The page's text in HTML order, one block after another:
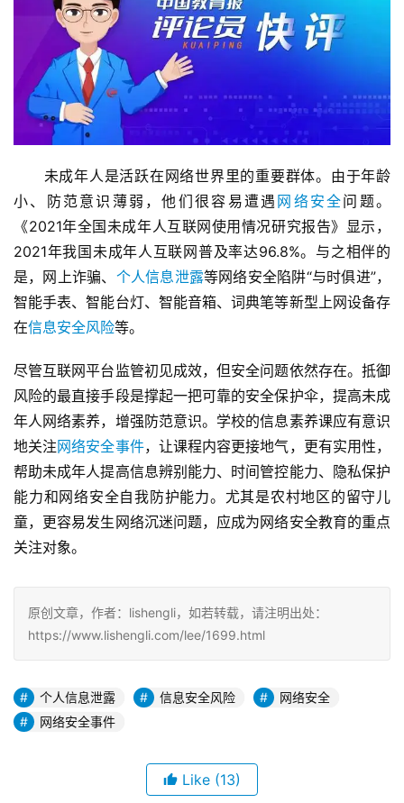
未成年人是活跃在网络世界里的重要群体。由于年龄
小、防范意识薄弱，他们很容易遭遇 网络安全问题。
《2021年全国未成年人互联网使用情况研究报告》显示，
2021年我国未成年人互联网普及率达96.8%。与之相伴的
是，网上诈骗、 个人信息泄露等网络安全陷阱“与时俱进”，
智能手表、智能台灯、智能音箱、词典笔等新型上网设备存
在信息安全风险等。
尽管互联网平台监管初见成效，但安全问题依然存在。抵御
风险的最直接手段是撑起一把可靠的安全保护伞，提高未成
年人网络素养，增强防范意识。学校的信息素养课应有意识
地关注网络安全事件，让课程内容更接地气，更有实用性，
帮助未成年人提高信息辨别能力、时间管控能力、隐私保护
能力和网络安全自我防护能力。尤其是农村地区的留守儿
童，更容易发生网络沉迷问题，应成为网络安全教育的重点
关注对象。
原创文章，作者：lishengli，如若转载，请注明出处：
https://www.lishengli.com/lee/1699.html
个人信息泄露 信息安全风险
网络安全
网络安全事件
Like (13)